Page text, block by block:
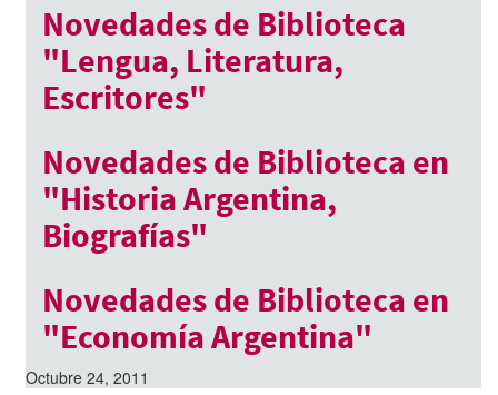
Novedades de Biblioteca
"Lengua, Literatura,
Escritores"
Novedades de Biblioteca en
"Historia Argentina,
Biografías"
Novedades de Biblioteca en
"Economía Argentina"
Octubre 24, 2011